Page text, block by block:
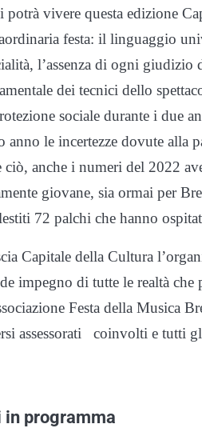
potrà vivere questa edizione
festa: il linguaggio
l’assenza di ogni
dei tecnici dello
sociale durante i due
le incertezze dovute alla
ciò, anche i numeri del 2022
giovane, sia ormai per
72 palchi che hanno
Capitale della Cultura
impegno di tutte le realtà che
Festa della Musica
assessorati coinvolti e tutti
in programma